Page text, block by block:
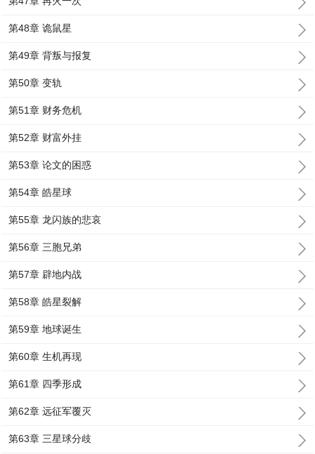
第48章 诡鼠星
第49章 背叛与报复
第50章 变轨
第51章 财务危机
第52章 财富外挂
第53章 论文的困惑
第54章 皓星球
第55章 龙闪族的悲哀
第56章 三胞兄弟
第57章 辟地内战
第58章 皓星裂解
第59章 地球诞生
第60章 生机再现
第61章 四季形成
第62章 远征军覆灭
第63章 三星球分歧